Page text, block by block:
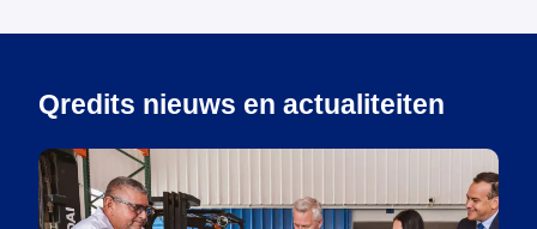
Qredits nieuws en actualiteiten